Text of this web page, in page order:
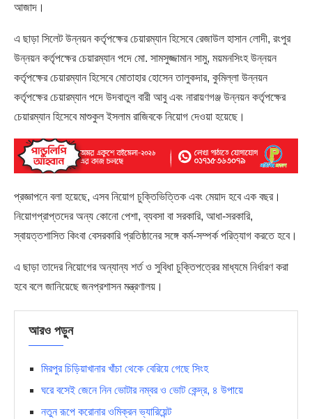
আজাদ।
এ ছাড়া সিলেট উন্নয়ন কর্তৃপক্ষের চেয়ারম্যান হিসেবে রেজাউল হাসান লোদী, রংপুর
উন্নয়ন কর্তৃপক্ষের চেয়ারম্যান পদে মো. সামসুজ্জামান সামু, ময়মনসিংহ উন্নয়ন
কর্তৃপক্ষের চেয়ারম্যান হিসেবে মোতাহার হোসেন তালুকদার, কুমিল্লা উন্নয়ন
কর্তৃপক্ষের চেয়ারম্যান পদে উদবাতুল বারী আবু এবং নারায়ণগঞ্জ উন্নয়ন কর্তৃপক্ষের
চেয়ারম্যান হিসেবে মাশুকুল ইসলাম রাজিবকে নিয়োগ দেওয়া হয়েছে।
প্রজ্ঞাপনে বলা হয়েছে, এসব নিয়োগ চুক্তিভিত্তিক এবং মেয়াদ হবে এক বছর।
নিয়োগপ্রাপ্তদের অন্য কোনো পেশা, ব্যবসা বা সরকারি, আধা-সরকারি,
স্বায়ত্তশাসিত কিংবা বেসরকারি প্রতিষ্ঠানের সঙ্গে কর্ম-সম্পর্ক পরিত্যাগ করতে হবে।
এ ছাড়া তাদের নিয়োগের অন্যান্য শর্ত ও সুবিধা চুক্তিপত্রের মাধ্যমে নির্ধারণ করা
হবে বলে জানিয়েছে জনপ্রশাসন মন্ত্রণালয়।
আরও পড়ুন
মিরপুর চিড়িয়াখানার খাঁচা থেকে বেরিয়ে গেছে সিংহ
ঘরে বসেই জেনে নিন ভোটার নম্বর ও ভোট কেন্দ্র, ৪ উপায়ে
নতুন রূপে করোনার ওমিক্রন ভ্যারিয়েন্ট